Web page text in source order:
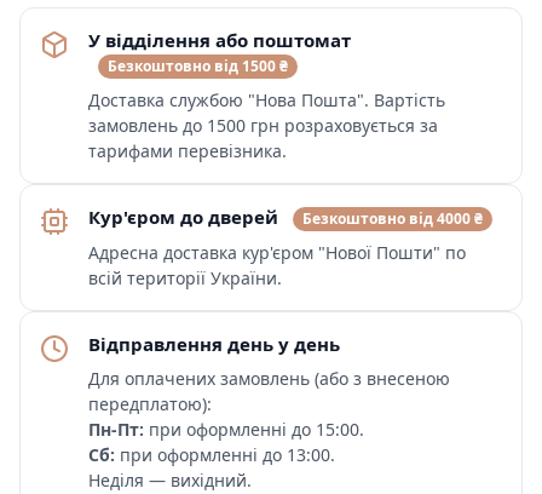
У відділення або поштомат
Безкоштовно від 1500 ₴
Доставка службою "Нова Пошта". Вартість
замовлень до 1500 грн розраховується за
тарифами перевізника.
Кур'єром до дверей Безкоштовно від 4000 ₴
Адресна доставка кур'єром "Нової Пошти" по
всій території України.
Відправлення день у день
Для оплачених замовлень (або з внесеною
передплатою):
Пн-Пт: при оформленні до 15:00.
Сб: при оформленні до 13:00.
Неділя — вихідний.